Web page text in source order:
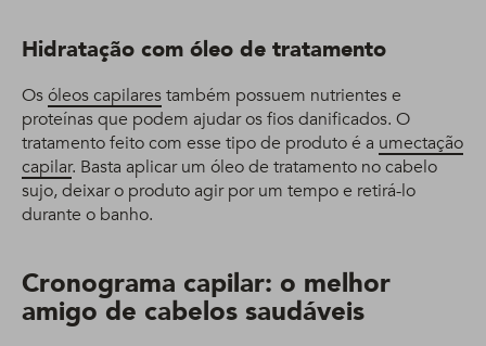
Hidratação com óleo de tratamento
Osóleos capilarestambém possuem nutrientes e
proteínas que podem ajudar os fios danificados. O
tratamento feito com esse tipo de produto é a umectação
capilar. Basta aplicar um óleo de tratamento no cabelo
sujo, deixar o produto agir por um tempo e retirá-lo
durante o banho.
Cronograma capilar: o melhor
amigo de cabelos saudáveis